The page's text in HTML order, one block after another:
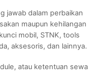
jawab dalam perbaikan
maupun kehilangan
mobil, STNK, tools
aksesoris, dan lainnya.
atau ketentuan sewa